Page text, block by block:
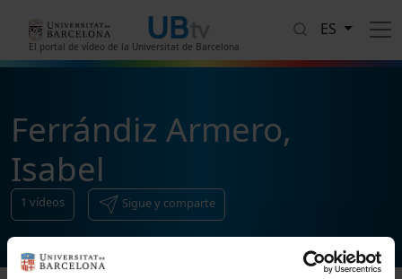
El portal de vídeo de la Universitat de Barcelona
ES
Ferrándiz Armero,
Isabel
1 vídeos Sigue y comparte